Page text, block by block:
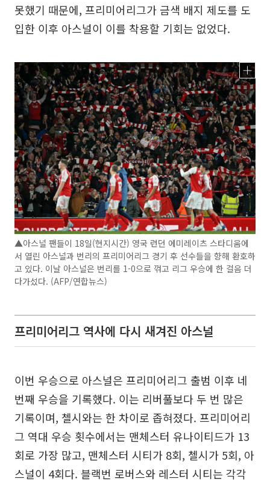
못했기 때문에, 프리미어리그가 금색 배지 제도를 도
입한 이후 아스널이 이를 착용할 기회는 없었다.
▲아스널 팬들이 18일(현지시간) 영국 런던 에미레이츠 스타디움에
서 열린 아스널과 번리의 프리미어리그 경기 후 선수들을 향해 환호하
고 있다. 이날 아스널은 번리를 1-0으로 꺾고 리그 우승에 한 걸음 더
다가섰다. (AFP/연합뉴스)
프리미어리그 역사에 다시 새겨진 아스널
이번 우승으로 아스널은 프리미어리그 출범 이후 네
번째 우승을 기록했다. 이는 리버풀보다 두 번 많은
기록이며, 첼시와는 한 차이로 좁혀졌다. 프리미어리
그 역대 우승 횟수에서는 맨체스터 유나이티드가 13
회로 가장 많고, 맨체스터 시티가 8회, 첼시가 5회, 아
스널이 4회다. 블랙번 로버스와 레스터 시티는 각각